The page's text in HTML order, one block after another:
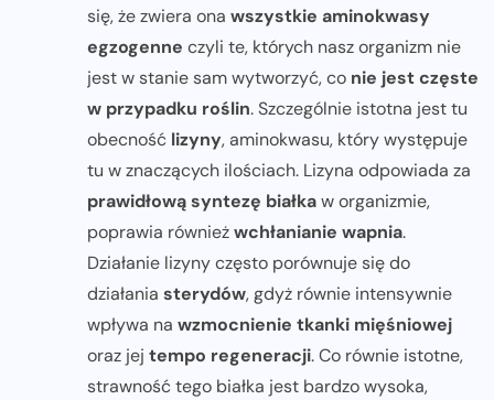
się, że zwiera ona wszystkie aminokwasy
egzogenne czyli te, których nasz organizm nie
jest w stanie sam wytworzyć, co nie jest częste
w przypadku roślin. Szczególnie istotna jest tu
obecność lizyny, aminokwasu, który występuje
tu w znaczących ilościach. Lizyna odpowiada za
prawidłową syntezę białkaw organizmie,
poprawia równieżwchłanianie wapnia.
Działanie lizyny często porównuje się do
działania sterydów, gdyż równie intensywnie
wpływa na wzmocnienie tkanki mięśniowej
oraz jej tempo regeneracji. Co równie istotne,
strawność tego białka jest bardzo wysoka,